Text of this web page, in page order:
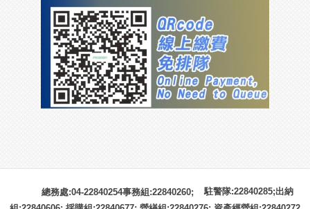
總務處:04-22840254事務組:22840260;
駐警隊:22840285;出納